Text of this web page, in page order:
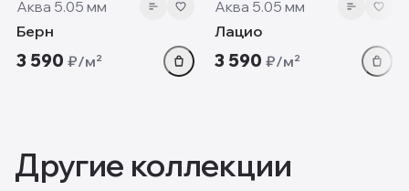
Аква 5.05 мм
Берн
3 590 ₽/м²
Аква 5.05 мм
Лацио
3 590 ₽/м²
Другие коллекции